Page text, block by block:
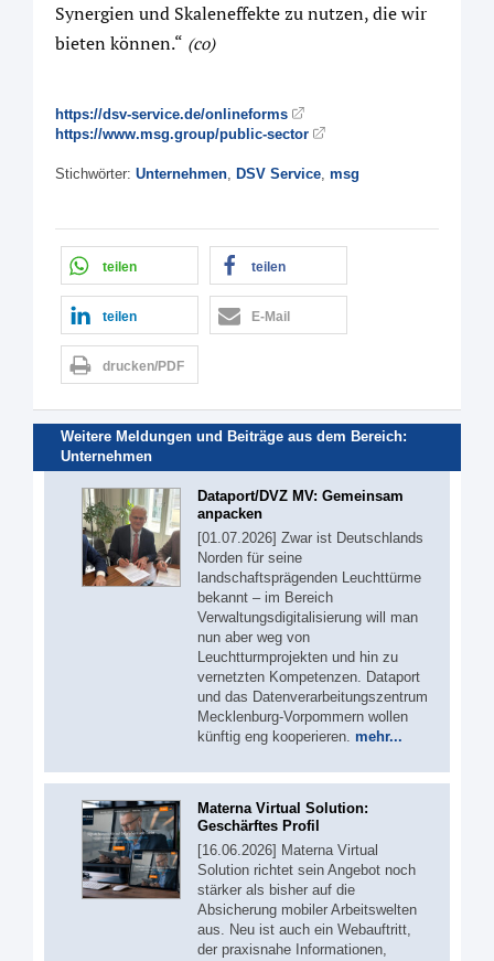
Synergien und Skaleneffekte zu nutzen, die wir
bieten können.“ (co)
https://dsv-service.de/onlineforms
https://www.msg.group/public-sector
Stichwörter: Unternehmen, DSV Service, msg
teilen teilen
teilen E-Mail
drucken/PDF
Weitere Meldungen und Beiträge aus dem Bereich:
Unternehmen
Dataport/DVZ MV: Gemeinsam
anpacken
[01.07.2026] Zwar ist Deutschlands
Norden für seine
landschaftsprägenden Leuchttürme
bekannt – im Bereich
Verwaltungsdigitalisierung will man
nun aber weg von
Leuchtturmprojekten und hin zu
vernetzten Kompetenzen. Dataport
und das Datenverarbeitungszentrum
Mecklenburg-Vorpommern wollen
künftig eng kooperieren. mehr...
Materna Virtual Solution:
Geschärftes Profil
[16.06.2026] Materna Virtual
Solution richtet sein Angebot noch
stärker als bisher auf die
Absicherung mobiler Arbeitswelten
aus. Neu ist auch ein Webauftritt,
der praxisnahe Informationen,